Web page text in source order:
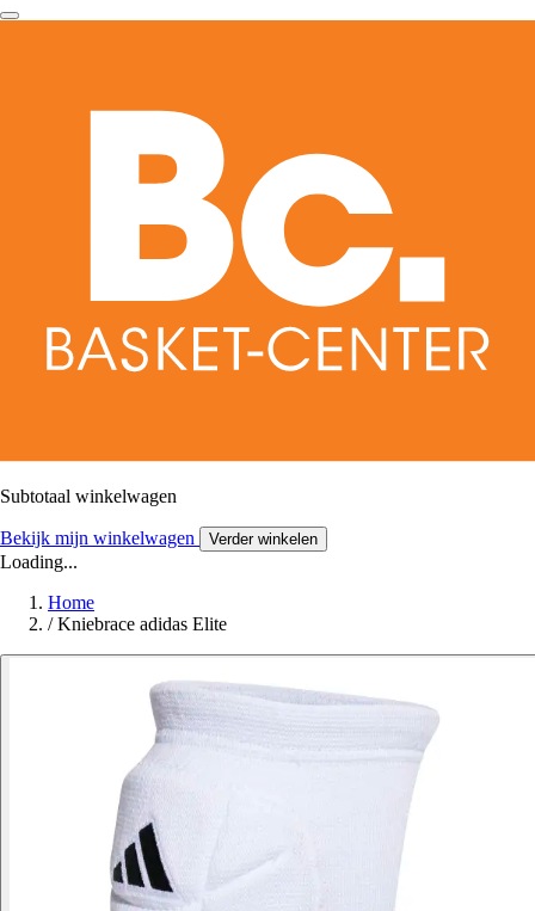
Subtotaal winkelwagen
Bekijk mijn winkelwagen Verder winkelen
Loading...
Home
/ Kniebrace adidas Elite